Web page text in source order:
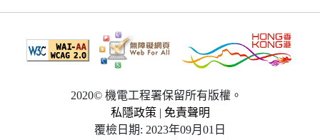
2020© 機電工程署保留所有版權。
私隱政策 | 免責聲明
覆檢日期: 2023年09月01日